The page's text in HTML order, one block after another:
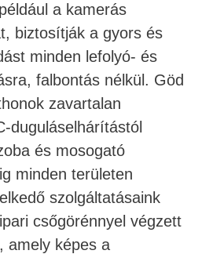
a kamerás
biztosítják a gyors és
minden lefolyó- és
falbontás nélkül. Göd
zavartalan
duguláselhárítástól
és mosogató
minden területen
szolgáltatásaink
csőgörénnyel végzett
amely képes a